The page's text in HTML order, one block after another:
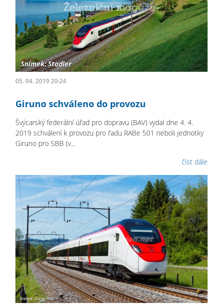
05. 04. 2019 20:24
Giruno schváleno do provozu
Švýcarský federální úřad pro dopravu (BAV) vydal dne 4. 4.
2019 schválení k provozu pro řadu RABe 501 neboli jednotky
Giruno pro SBB (v...
číst dále